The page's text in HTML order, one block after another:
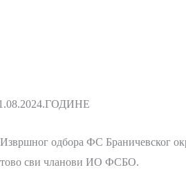
одбора ФС Браничевског
сви чланови ИО ФСБО.